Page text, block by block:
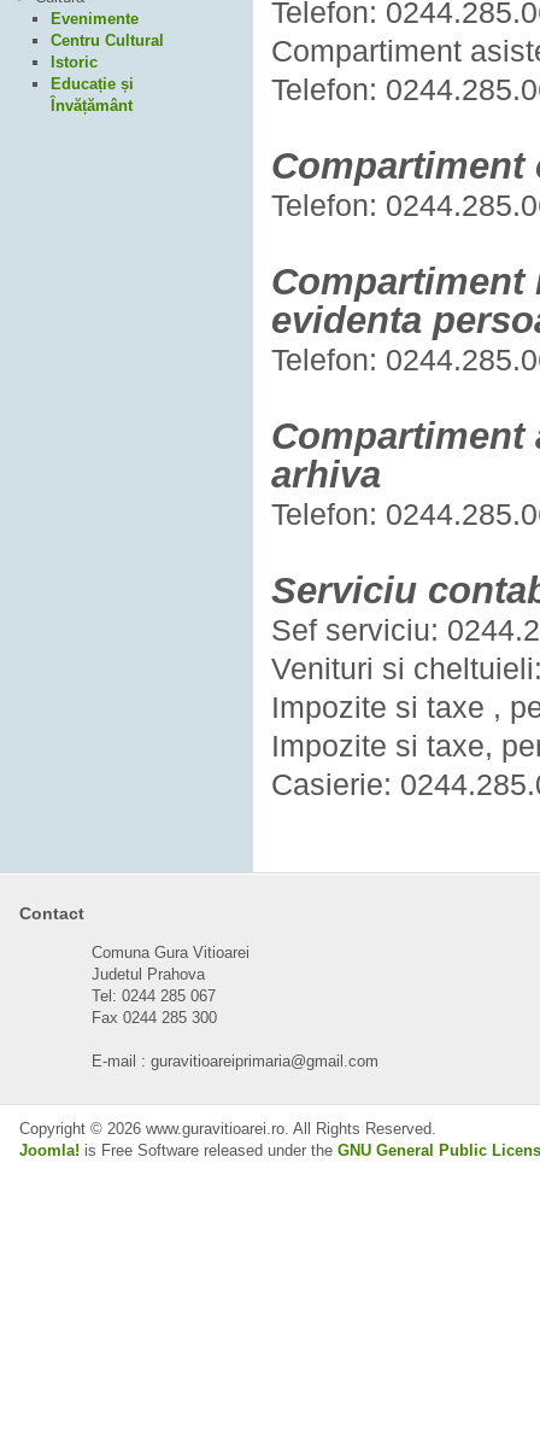
Telefon:
Compartiment
Telefon:
Telefon:
Compartiment
evidenta
Telefon:
arhiva
Telefon:
Serviciu
Sef serviciu:
Venituri si
Impozite si taxe ,
Impozite si taxe,
Casierie:
Evenimente
Centru Cultural
Istoric
Educație și
Învățământ
Contact
Comuna Gura Vitioarei
Judetul Prahova
Tel: 0244 285 067
Fax 0244 285 300
E-mail : guravitioareiprimaria@gmail.com
Copyright © 2026 www.guravitioarei.ro. All Rights Reserved.
Joomla! is Free Software released under the GNU General Public